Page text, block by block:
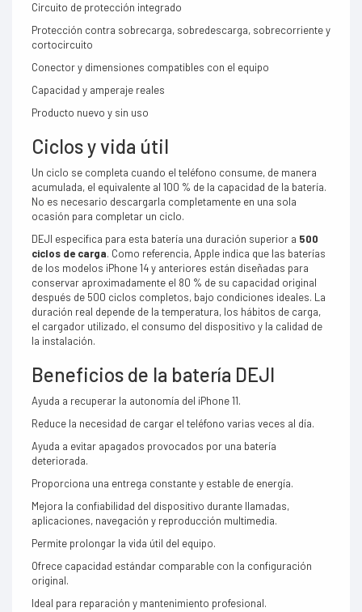
Circuito de protección integrado
Protección contra sobrecarga, sobredescarga, sobrecorriente y
cortocircuito
Conector y dimensiones compatibles con el equipo
Capacidad y amperaje reales
Producto nuevo y sin uso
Ciclos y vida útil
Un ciclo se completa cuando el teléfono consume, de manera
acumulada, el equivalente al 100 % de la capacidad de la batería.
No es necesario descargarla completamente en una sola
ocasión para completar un ciclo.
DEJI especifica para esta batería una duración superior a 500
ciclos de carga. Como referencia, Apple indica que las baterías
de los modelos iPhone 14 y anteriores están diseñadas para
conservar aproximadamente el 80 % de su capacidad original
después de 500 ciclos completos, bajo condiciones ideales. La
duración real depende de la temperatura, los hábitos de carga,
el cargador utilizado, el consumo del dispositivo y la calidad de
la instalación.
Beneficios de la batería DEJI
Ayuda a recuperar la autonomía del iPhone 11.
Reduce la necesidad de cargar el teléfono varias veces al día.
Ayuda a evitar apagados provocados por una batería
deteriorada.
Proporciona una entrega constante y estable de energía.
Mejora la confiabilidad del dispositivo durante llamadas,
aplicaciones, navegación y reproducción multimedia.
Permite prolongar la vida útil del equipo.
Ofrece capacidad estándar comparable con la configuración
original.
Ideal para reparación y mantenimiento profesional.